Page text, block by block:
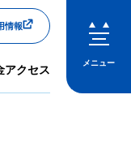
情報
アクセス
メニュー